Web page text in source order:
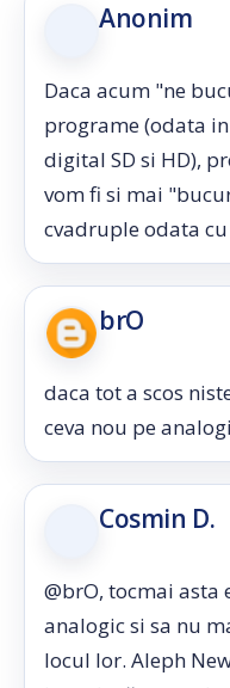
Anonim
Daca acum "ne
programe (odata
digital SD si HD),
vom fi si mai
cvadruple odata
brO
daca tot a scos
ceva nou pe
Cosmin D.
@brO, tocmai asta
analogic si sa nu
locul lor. Aleph